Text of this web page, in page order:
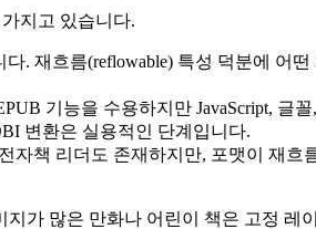
지고 있습니다.
. 재흐름(reflowable) 특성 덕분에 어
기능을 수용하지만 JavaScript, 글
변환은 실용적인 단계입니다.
책 리더도 존재하지만, 포맷이 재
가 많은 만화나 어린이 책은 고정 레